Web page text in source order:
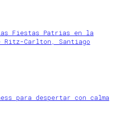
Fiestas Patrias en la
Ritz-Carlton, Santiago
para despertar con calma